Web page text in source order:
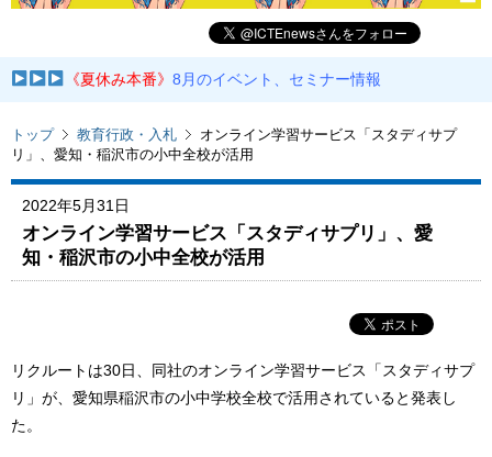
《夏休み本番》8月のイベント、セミナー情報
トップ 教育行政・入札
オンライン学習サービス「スタディサプ
リ」、愛知・稲沢市の小中全校が活用
2022年5月31日
オンライン学習サービス「スタディサプリ」、愛
知・稲沢市の小中全校が活用
リクルートは30日、同社のオンライン学習サービス「スタディサプ
リ」が、愛知県稲沢市の小中学校全校で活用されていると発表し
た。